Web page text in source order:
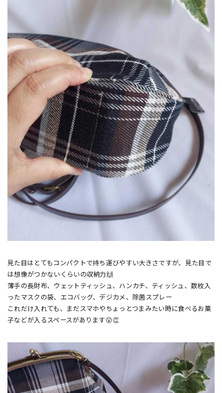
見た目はとてもコンパクトで持ち運びやすい大きさですが、見た目で
は想像がつかないくらいの収納力🙌
薄手の長財布、ウェットティッシュ、ハンカチ、ティッシュ、数枚入
ったマスクの袋、エコバッグ、デジカメ、除菌スプレー
これだけ入れても、まだスマホやちょっとつまみたい時に食べるお菓
子などが入るスペースがあります😲👏